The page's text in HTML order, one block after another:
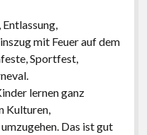
mit Feuer auf dem
Sportfest,
lernen ganz
Kulturen,
Das ist gut